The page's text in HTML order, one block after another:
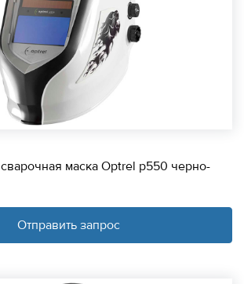
маска Optrel p550 черно-
Отправить запрос